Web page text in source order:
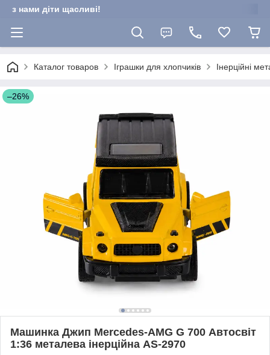
з нами діти щасливі!
Каталог товаров Іграшки для хлопчиків Інерційні
–26%
Машинка Джип Mercedes-AMG G 700 Автосвіт
1:36 металева інерційна AS-2970